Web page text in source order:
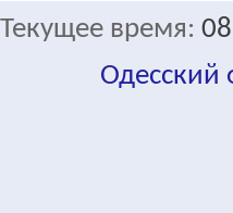
Текущее время:
Одесский